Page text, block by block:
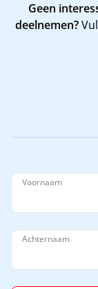
Geen
deelnemen?
Voornaam
Achternaam